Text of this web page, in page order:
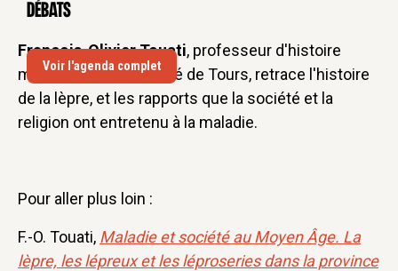
débats
Voir l'agenda complet
François-Olivier Touati, professeur d'histoire
médiévale à l'université de Tours, retrace l'histoire
de la lèpre, et les rapports que la société et la
religion ont entretenu à la maladie.
Pour aller plus loin :
F.-O. Touati, Maladie et société au Moyen Âge. La
lèpre, les lépreux et les léproseries dans la province